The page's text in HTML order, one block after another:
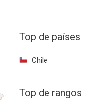
Top de países
Chile
Top de rangos